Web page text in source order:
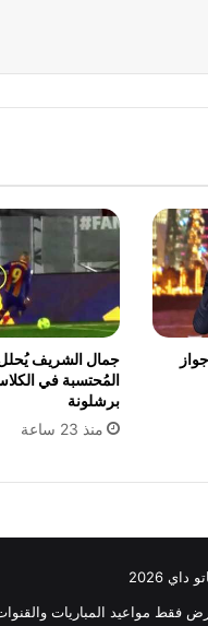
جمال الشريف يُحلل
المُحتسبة في
برشلونة
منذ 23 ساعة
2026
فقط مواعيد المباريات